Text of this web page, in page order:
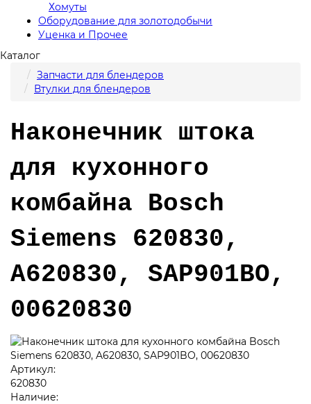
Хомуты
Оборудование для золотодобычи
Уценка и Прочее
Каталог
Запчасти для блендеров
Втулки для блендеров
Наконечник штока
для кухонного
комбайна Bosch
Siemens 620830,
A620830, SAP901BO,
00620830
Артикул:
620830
Наличие: